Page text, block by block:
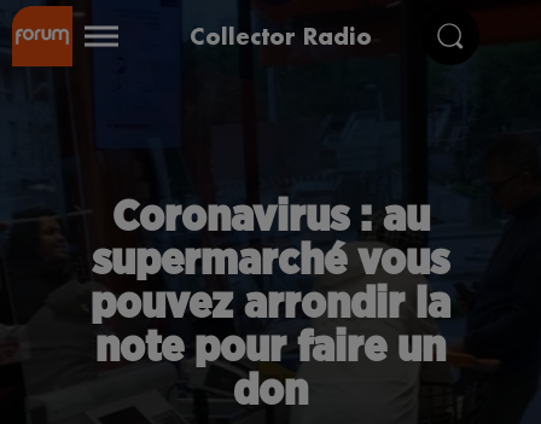
Collector Radio
Coronavirus : au
supermarché vous
pouvez arrondir la
note pour faire un
don